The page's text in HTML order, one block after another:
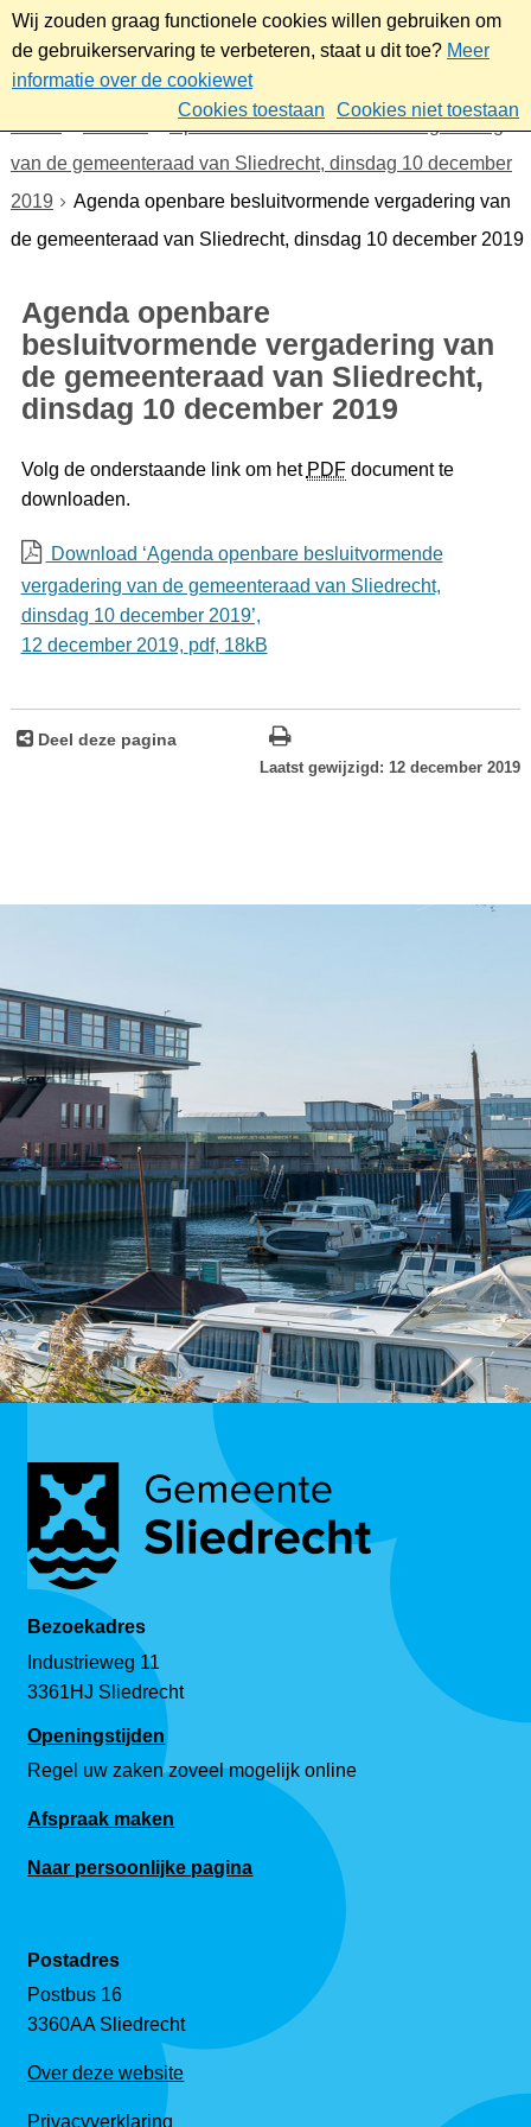
Wij zouden graag functionele cookies willen gebruiken om
de gebruikerservaring te verbeteren, staat u dit toe? Meer
informatie over de cookiewet
Cookies toestaan
Cookies niet toestaan
Openbare besluitvormende vergadering
van de gemeenteraad van Sliedrecht, dinsdag 10 december
2019
Agenda openbare besluitvormende vergadering van
de gemeenteraad van Sliedrecht, dinsdag 10 december 2019
Agenda openbare
besluitvormende vergadering van
de gemeenteraad van Sliedrecht,
dinsdag 10 december 2019
Volg de onderstaande link om het PDFdocument te
downloaden.
Download ‘Agenda openbare besluitvormende
vergadering van de gemeenteraad van Sliedrecht,
dinsdag 10 december 2019’,
12 december 2019, pdf, 18kB
Deel deze pagina
Laatst gewijzigd: 12 december 2019
Bezoekadres
Industrieweg 11
3361HJ Sliedrecht
Openingstijden
Regel uw zaken zoveel mogelijk online
Afspraak maken
Naar persoonlijke pagina
Postadres
Postbus 16
3360AA Sliedrecht
Over deze website
Privacyverklaring